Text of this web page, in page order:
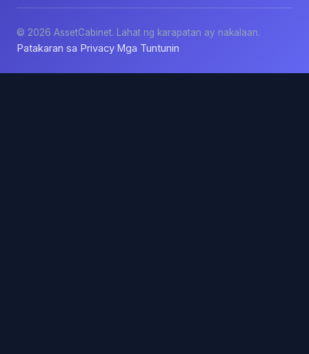
© 2026 AssetCabinet. Lahat ng karapatan ay nakalaan.
Patakaran sa Privacy·Mga Tuntunin